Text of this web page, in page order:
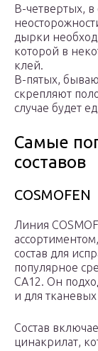
В-четвертых, в
дырки
которой в
клей.
В-пятых,
скрепляют
случае будет
Самые
составов
COSMOFEN
Линия
состав для
популярное
CA12. Он
и для
Состав
цинакрилат,